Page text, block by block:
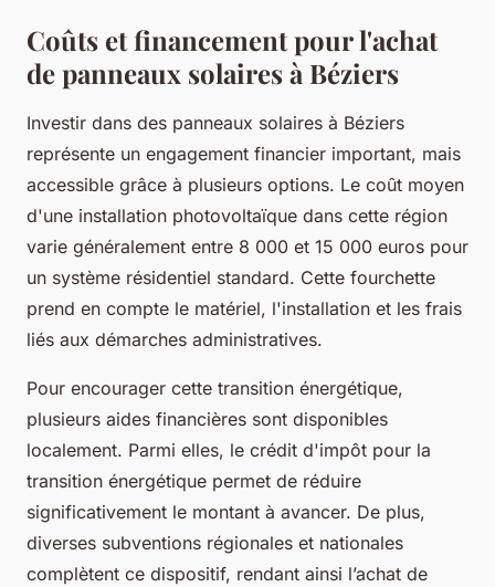
Coûts et financement pour l'achat
de panneaux solaires à Béziers
Investir dans des panneaux solaires à Béziers
représente un engagement financier important, mais
accessible grâce à plusieurs options. Le coût moyen
d'une installation photovoltaïque dans cette région
varie généralement entre 8 000 et 15 000 euros pour
un système résidentiel standard. Cette fourchette
prend en compte le matériel, l'installation et les frais
liés aux démarches administratives.
Pour encourager cette transition énergétique,
plusieurs aides financières sont disponibles
localement. Parmi elles, le crédit d'impôt pour la
transition énergétique permet de réduire
significativement le montant à avancer. De plus,
diverses subventions régionales et nationales
complètent ce dispositif, rendant ainsi l’achat de